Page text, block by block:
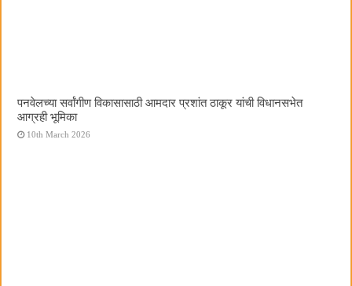
पनवेलच्या सर्वांगीण विकासासाठी आमदार प्रशांत ठाकूर यांची विधानसभेत
आग्रही भूमिका
10th March 2026